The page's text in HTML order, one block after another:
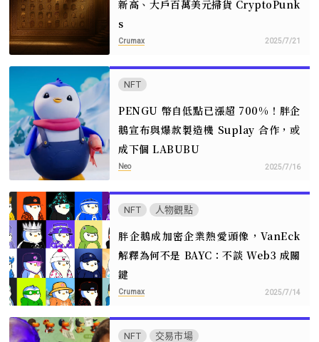
新高、大戶百萬美元掃貨 CryptoPunk
s
Crumax 2025/7/21
NFT
PENGU 幣自低點已漲超 700%！胖企
鵝宣布與爆款製造機 Suplay 合作，或
成下個 LABUBU
Neo 2025/7/16
NFT 人物觀點
胖企鵝成加密企業熱愛頭像，VanEck
解釋為何不是 BAYC：不談 Web3 成關
鍵
Crumax 2025/7/14
NFT 交易市場